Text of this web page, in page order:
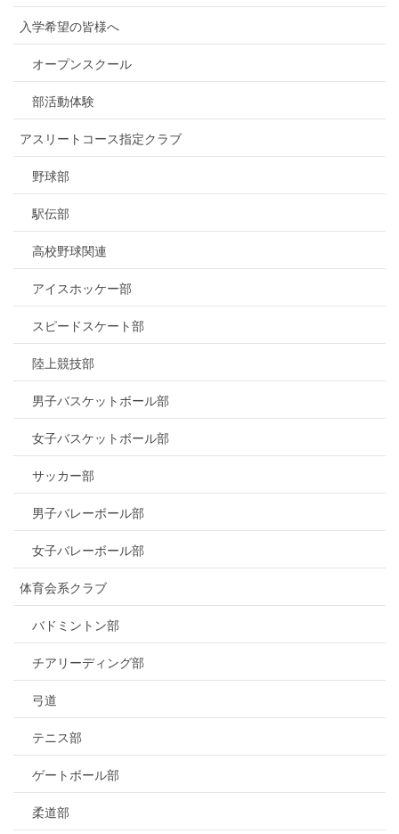
入学希望の皆様へ
オープンスクール
部活動体験
アスリートコース指定クラブ
野球部
駅伝部
高校野球関連
アイスホッケー部
スピードスケート部
陸上競技部
男子バスケットボール部
女子バスケットボール部
サッカー部
男子バレーボール部
女子バレーボール部
体育会系クラブ
バドミントン部
チアリーディング部
弓道
テニス部
ゲートボール部
柔道部